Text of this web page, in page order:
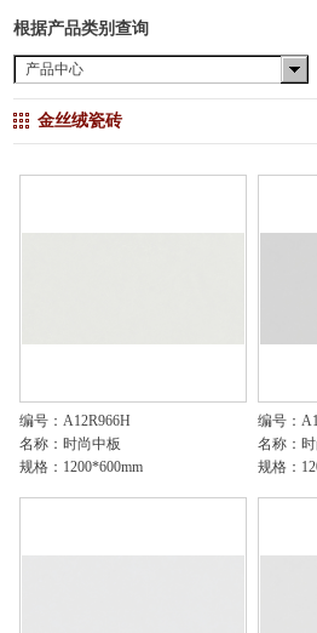
根据产品类别查询
产品中心
金丝绒瓷砖
编号：A12R966H
名称：时尚中板
规格：1200*600mm
编号：
名称：
规格：